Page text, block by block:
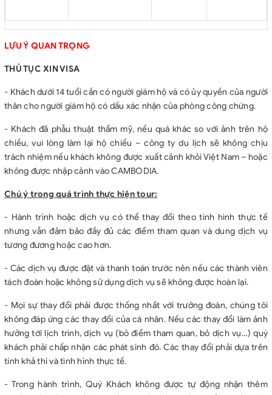
LƯU Ý QUAN TRỌNG
THỦ TỤC XIN VISA
- Khách dưới 14 tuổi cần có người giám hộ và có ủy quyền của người
thân cho người giám hộ có dấu xác nhận của phòng công chứng.
- Khách đã phẫu thuật thẩm mỹ, nếu quá khác so với ảnh trên hộ
chiếu, vui lòng làm lại hộ chiếu – công ty du lịch sẽ không chịu
trách nhiệm nếu khách không được xuất cảnh khỏi Việt Nam – hoặc
không được nhập cảnh vào CAMBODIA.
Chú ý trong quá trình thực hiện tour:
- Hành trình hoặc dịch vụ có thể thay đổi theo tình hình thực tế
nhưng vẫn đảm bảo đầy đủ các điểm tham quan và dung dịch vụ
tương đương hoặc cao hơn.
- Các dịch vụ được đặt và thanh toán trước nên nếu các thành viên
tách đoàn hoặc không sử dụng dịch vụ sẽ không được hoàn lại.
- Mọi sự thay đổi phải được thống nhất với trưởng đoàn, chúng tôi
không đáp ứng các thay đổi của cá nhân. Nếu các thay đổi làm ảnh
hưởng tới lịch trình, dịch vụ (bỏ điểm tham quan, bỏ dịch vụ…) quý
khách phải chấp nhận các phát sinh đó. Các thay đổi phải dựa trên
tính khả thi và tình hình thực tế.
- Trong hành trình, Quý Khách không được tự động nhận thêm